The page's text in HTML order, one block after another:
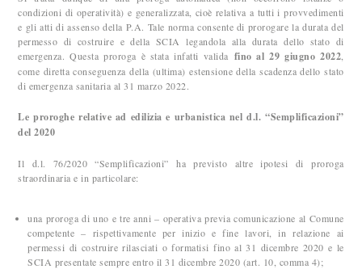
condizioni di operatività) e generalizzata, cioè relativa a tutti i provvedimenti
e gli atti di assenso della P.A. Tale norma consente di prorogare la durata del
permesso di costruire e della SCIA legandola alla durata dello stato di
emergenza. Questa proroga è stata infatti valida fino al 29 giugno 2022
come diretta conseguenza della (ultima) estensione della scadenza dello stato
di emergenza sanitaria al 31 marzo 2022.
Le proroghe relative ad edilizia e urbanistica nel d.l. “Semplificazioni”
del 2020
Il d.l. 76/2020 “Semplificazioni” ha previsto altre ipotesi di proroga
straordinaria e in particolare:
una proroga di uno e tre anni – operativa previa comunicazione al Comune
competente – rispettivamente per inizio e fine lavori, in relazione ai
permessi di costruire rilasciati o formatisi fino al 31 dicembre 2020 e le
SCIA presentate sempre entro il 31 dicembre 2020 (art. 10, comma 4);